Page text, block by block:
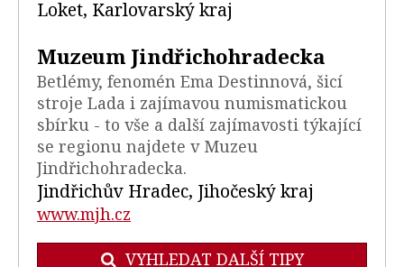
Loket, Karlovarský kraj
Muzeum Jindřichohradecka
Betlémy, fenomén Ema Destinnová, šicí
stroje Lada i zajímavou numismatickou
sbírku - to vše a další zajímavosti týkající
se regionu najdete v Muzeu
Jindřichohradecka.
Jindřichův Hradec, Jihočeský kraj
www.mjh.cz
VYHLEDAT DALŠÍ TIPY